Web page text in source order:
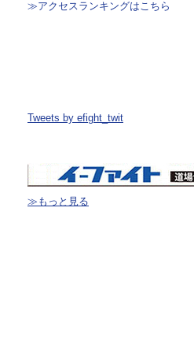
≫アクセスランキングはこちら
Tweets by efight_twit
≫もっと見る